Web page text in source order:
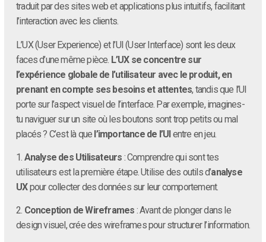
traduit par des sites web et applications plus intuitifs, facilitant
l’interaction avec les clients.
L’UX (User Experience) et l’UI (User Interface) sont les deux
faces d’une même pièce. L’UX se concentre sur
l’expérience globale de l’utilisateur avec le produit, en
prenant en compte ses besoins et attentes, tandis que l’UI
porte sur l’aspect visuel de l’interface. Par exemple, imagines-
tu naviguer sur un site où les boutons sont trop petits ou mal
placés ? C’est là que l’importance de l’UIentre en jeu.
1. Analyse des Utilisateurs : Comprendre qui sont tes
utilisateurs est la première étape. Utilise des outils d’analyse
UXpour collecter des données sur leur comportement.
2. Conception de Wireframes : Avant de plonger dans le
design visuel, crée des wireframes pour structurer l’information.